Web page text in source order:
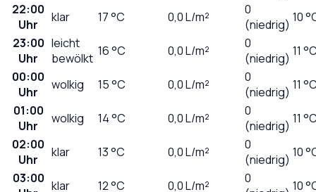
22:00
Uhr
klar 17°C 0,0L/m²
0
(niedrig) 10
23:00
Uhr
leicht
bewölkt 16°C 0,0L/m²
0
(niedrig) 11
00:00
Uhr
wolkig 15°C 0,0L/m²
0
(niedrig) 11
01:00
Uhr
wolkig 14°C 0,0L/m²
0
(niedrig) 11
02:00
Uhr
klar 13°C 0,0L/m²
0
(niedrig) 10
03:00 klar 12°C 0,0L/m²
0
10